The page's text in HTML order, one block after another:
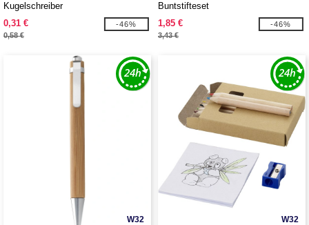
Kugelschreiber
0,31 €
0,58 €
-46%
Buntstifteset
1,85 €
3,43 €
-46%
W32 W32